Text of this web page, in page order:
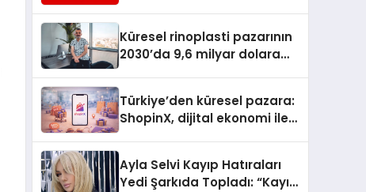
Küresel rinoplasti pazarının
2030’da 9,6 milyar dolara
Türkiye’den küresel pazara:
ShopinX, dijital ekonomi ile
Ayla Selvi Kayıp Hatıraları
Yedi Şarkıda Topladı: “Kayıp